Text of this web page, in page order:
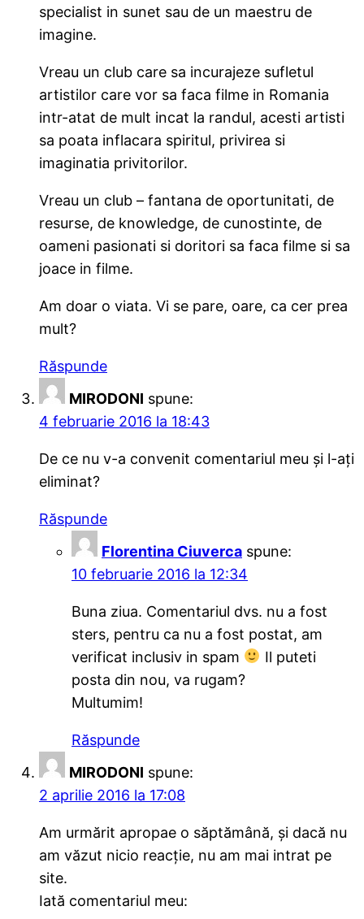
specialist in sunet sau de un maestru de
imagine.
Vreau un club care sa incurajeze sufletul
artistilor care vor sa faca filme in Romania
intr-atat de mult incat la randul, acesti artisti
sa poata inflacara spiritul, privirea si
imaginatia privitorilor.
Vreau un club – fantana de oportunitati, de
resurse, de knowledge, de cunostinte, de
oameni pasionati si doritori sa faca filme si sa
joace in filme.
Am doar o viata. Vi se pare, oare, ca cer prea
mult?
Răspunde
MIRODONI spune:
4 februarie 2016 la 18:43
De ce nu v-a convenit comentariul meu și l-ați
eliminat?
Răspunde
Florentina Ciuverca spune:
10 februarie 2016 la 12:34
Buna ziua. Comentariul dvs. nu a fost
sters, pentru ca nu a fost postat, am
verificat inclusiv in spam
Il puteti
posta din nou, va rugam?
Multumim!
Răspunde
MIRODONI spune:
2 aprilie 2016 la 17:08
Am urmărit apropae o săptămână, şi dacă nu
am văzut nicio reacţie, nu am mai intrat pe
site.
Iată comentariul meu: